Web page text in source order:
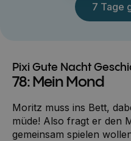
7 Tage
Pixi Gute Nacht
78: Mein Mond
Moritz muss ins Bett,
müde! Also fragt er den
gemeinsam spielen